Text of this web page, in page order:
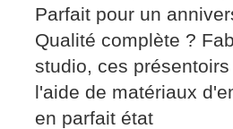
Parfait pour un
Qualité complète ?
studio, ces
l'aide de matériaux
en parfait état